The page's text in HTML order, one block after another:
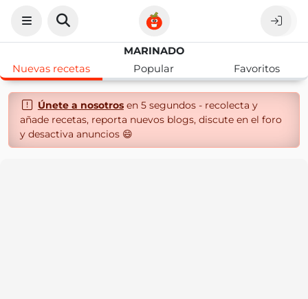
MARINADO
Nuevas recetas
Popular Favoritos
Únete a nosotrosen 5 segundos - recolecta y
añade recetas, reporta nuevos blogs, discute en el foro
y desactiva anuncios 😄